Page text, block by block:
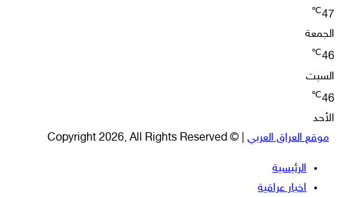
47
℃
الجمعة
46
℃
السبت
46
℃
الأحد
موقع العراق العربي | © Copyright 2026, All Rights Reserved
الرئيسية
اخبار عراقية